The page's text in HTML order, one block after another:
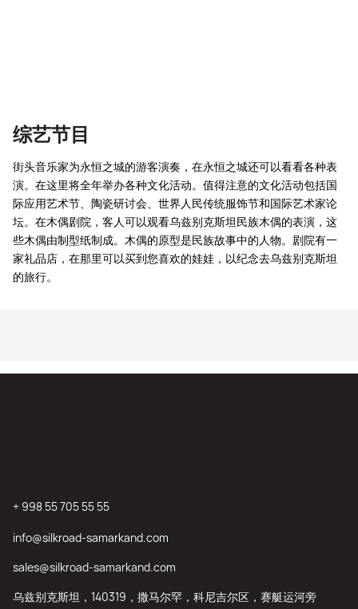
综艺节目
街头音乐家为永恒之城的游客演奏，在永恒之城还可以看看各种表
演。在这里将全年举办各种文化活动。值得注意的文化活动包括国
际应用艺术节、陶瓷研讨会、世界人民传统服饰节和国际艺术家论
坛。在木偶剧院，客人可以观看乌兹别克斯坦民族木偶的表演，这
些木偶由制型纸制成。木偶的原型是民族故事中的人物。剧院有一
家礼品店，在那里可以买到您喜欢的娃娃，以纪念去乌兹别克斯坦
的旅行。
+ 998 55 705 55 55
info@silkroad-samarkand.com
sales@silkroad-samarkand.com
乌兹别克斯坦，140319，撒马尔罕，科尼吉尔区，赛艇运河旁